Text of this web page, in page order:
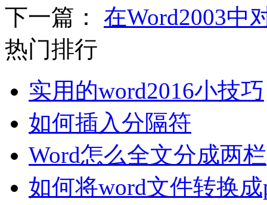
下一篇： 在Word2003中
热门排行
实用的word2016小技巧
如何插入分隔符
Word怎么全文分成两栏
如何将word文件转换